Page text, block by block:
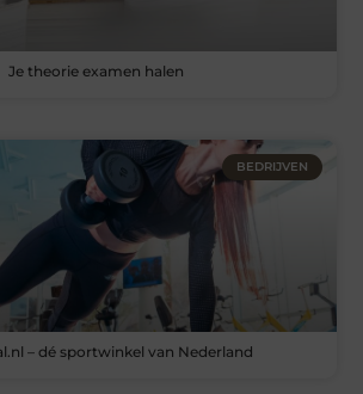
Je theorie examen halen
BEDRIJVEN
– dé sportwinkel van Nederland